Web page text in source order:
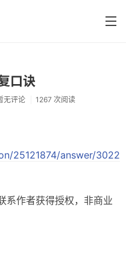
口诀
无评论 1267 次阅读
25121874/answer/3022
系作者获得授权，非商业